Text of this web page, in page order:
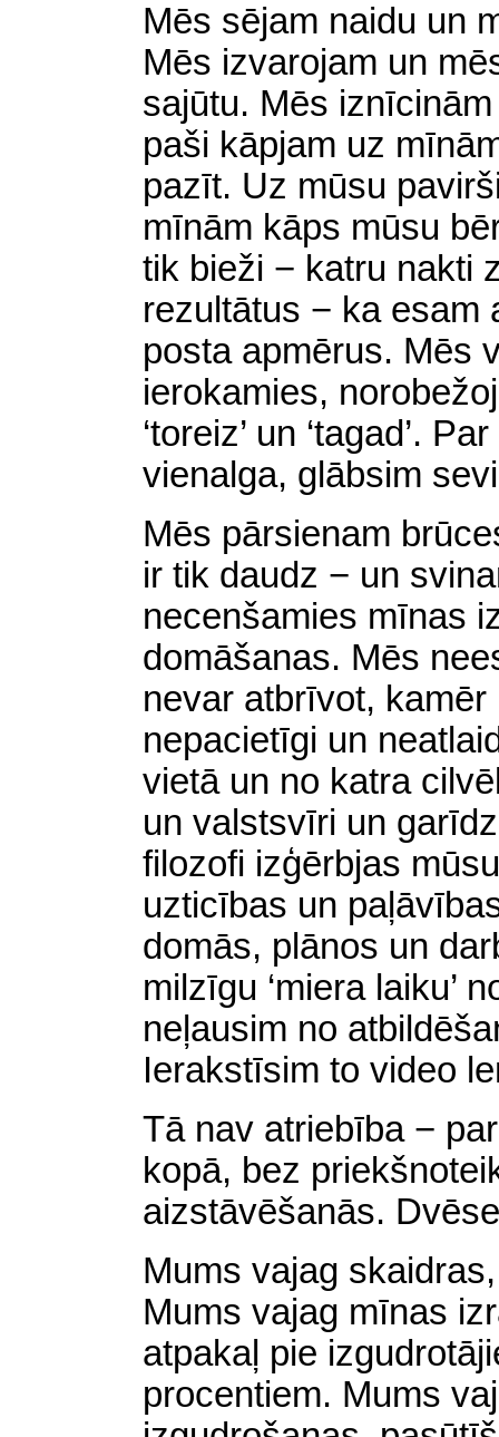
Mēs sējam naidu un
Mēs izvarojam un
sajūtu. Mēs
paši kāpjam uz
pazīt. Uz mūsu
mīnām kāps mūsu
tik bieži − katru nakti
rezultātus − ka esam
posta apmērus. Mēs
ierokamies,
‘toreiz’ un ‘tagad’.
vienalga, glābsim
Mēs pārsienam
ir tik daudz − un
necenšamies mīnas
domāšanas. Mēs
nevar atbrīvot,
nepacietīgi un
vietā un no katra
un valstsvīri un
filozofi izģērbjas
uzticības un
domās, plānos un
milzīgu ‘miera laiku’
neļausim no
Ierakstīsim to video
Tā nav atriebība −
kopā, bez
aizstāvēšanās.
Mums vajag
Mums vajag mīnas
atpakaļ pie
procentiem. Mums